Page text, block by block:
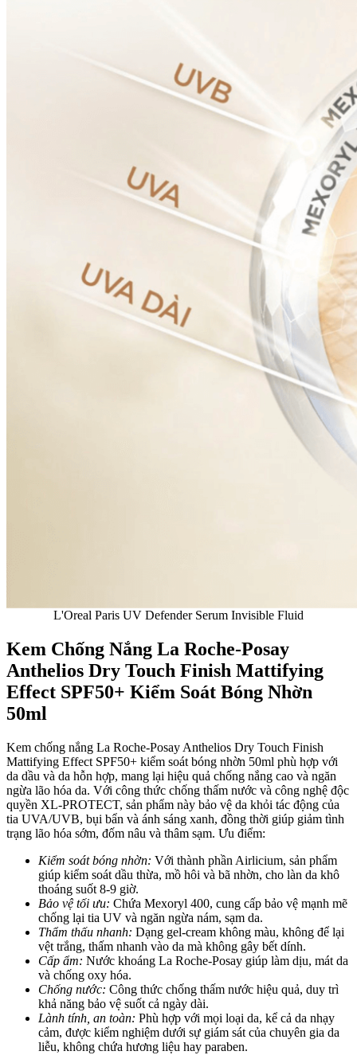
L'Oreal Paris UV Defender Serum Invisible Fluid
Kem Chống Nắng La Roche-Posay
Anthelios Dry Touch Finish Mattifying
Effect SPF50+ Kiểm Soát Bóng Nhờn
50ml
Kem chống nắng La Roche-Posay Anthelios Dry Touch Finish
Mattifying Effect SPF50+ kiểm soát bóng nhờn 50ml phù hợp với
da dầu và da hỗn hợp, mang lại hiệu quả chống nắng cao và ngăn
ngừa lão hóa da. Với công thức chống thấm nước và công nghệ độc
quyền XL-PROTECT, sản phẩm này bảo vệ da khỏi tác động của
tia UVA/UVB, bụi bẩn và ánh sáng xanh, đồng thời giúp giảm tình
trạng lão hóa sớm, đốm nâu và thâm sạm. Ưu điểm:
Kiểm soát bóng nhờn: Với thành phần Airlicium, sản phẩm
giúp kiểm soát dầu thừa, mồ hôi và bã nhờn, cho làn da khô
thoáng suốt 8-9 giờ.
Bảo vệ tối ưu: Chứa Mexoryl 400, cung cấp bảo vệ mạnh mẽ
chống lại tia UV và ngăn ngừa nám, sạm da.
Thẩm thấu nhanh: Dạng gel-cream không màu, không để lại
vệt trắng, thấm nhanh vào da mà không gây bết dính.
Cấp ẩm: Nước khoáng La Roche-Posay giúp làm dịu, mát da
và chống oxy hóa.
Chống nước: Công thức chống thấm nước hiệu quả, duy trì
khả năng bảo vệ suốt cả ngày dài.
Lành tính, an toàn: Phù hợp với mọi loại da, kể cả da nhạy
cảm, được kiểm nghiệm dưới sự giám sát của chuyên gia da
liễu, không chứa hương liệu hay paraben.